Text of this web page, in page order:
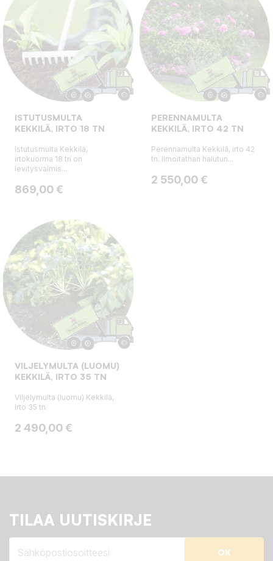
ISTUTUSMULTA
KEKKILÄ, IRTO 18 TN
Istutusmulta Kekkilä,
irtokuorma 18 tn on
levitysvalmis...
Hinta
869,00 €
PERENNAMULTA
KEKKILÄ, IRTO 42 TN
Perennamulta Kekkilä, irto 42
tn. Ilmoitathan halutun...
Hinta
2 550,00 €
VILJELYMULTA (LUOMU)
KEKKILÄ, IRTO 35 TN
Viljelymulta (luomu) Kekkilä,
irto 35 tn
Hinta
2 490,00 €
TILAA UUTISKIRJE